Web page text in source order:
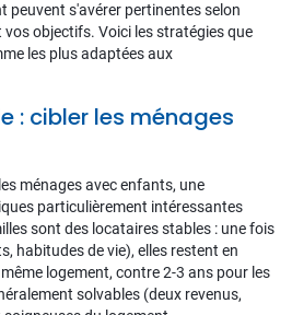
peuvent s'avérer pertinentes selon
objectifs. Voici les stratégies que
les plus adaptées aux
: cibler les ménages
ménages avec enfants, une
particulièrement intéressantes
sont des locataires stables : une fois
habitudes de vie), elles restent en
logement, contre 2-3 ans pour les
solvables (deux revenus,